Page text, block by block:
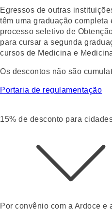
Egressos de outras
têm uma graduação completa
processo seletivo de
para cursar a segunda
cursos de Medicina e
Os descontos não são
Portaria de regulamentação
15% de desconto para
Por convênio com a Ardoce e